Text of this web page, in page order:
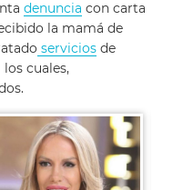
denuncia con carta
la mamá de
servicios de
cuales,